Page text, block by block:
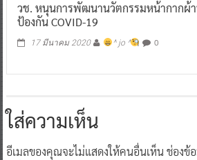
วช. หนุนการพัฒนานวัตกรรมหน้ากากผ้
ป้องกัน COVID-19
17 มีนาคม 2020 ^ jo ^ 0
ใส่ความเห็น
อีเมลของคุณจะไม่แสดงให้คนอื่นเห็นช่องข้